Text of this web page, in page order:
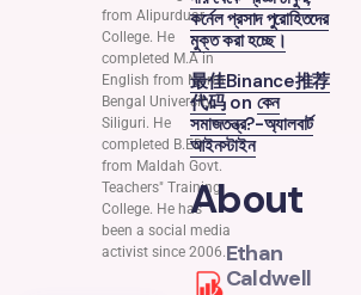
from Alipurduar
College. He
completed M.A in
English from North
Bengal University,
Siliguri. He
completed B.ED
from Maldah Govt.
Teachers" Training
College. He has
been a social media
activist since 2006.
কর্নেল প্রসাদ পুরোহিতদের
মুক্ত করা হচ্ছে।
最佳Binance推荐
代码on কেন
সমাজতন্ত্র?-অ্যালবার্ট
আইনস্টাইন
About
Ethan
Caldwell